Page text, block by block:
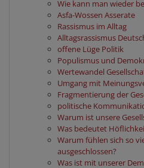
Wie kann man wieder
Asfa-Wossen Asserate
Rassismus im Alltag
Alltagsrassismus
offene Lüge Politik
Populismus und
Wertewandel
Umgang mit
Fragmentierung der
politische
Warum ist unsere
Was bedeutet
Warum fühlen sich so
ausgeschlossen?
Was ist mit unserer